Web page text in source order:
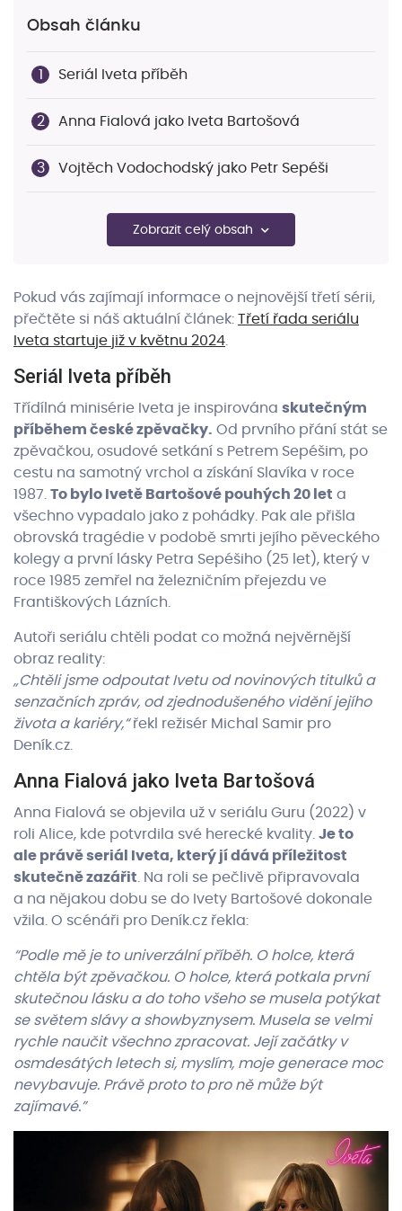
Obsah článku
Seriál Iveta příběh
Anna Fialová jako Iveta Bartošová
Vojtěch Vodochodský jako Petr Sepéši
Iveta premiéra - Tisíc obyčejných nocí,
Knoflíky lásky, Snad nám to vyjde
Seriál Iveta 2. série - Zdeněk Macura, Josef
Rychtář a další
Artur Štaidl byl z premiéry v Lucerně
nadšený
Voyo Originál jako český Netflix?
Iveta 2022 trailer
Zobrazit celý obsah
Pokud vás zajímají informace o nejnovější třetí sérii,
přečtěte si náš aktuální článek: Třetí řada seriálu
Iveta startuje již v květnu 2024
Seriál Iveta příběh
Třídílná minisérie Iveta je inspirována skutečným
příběhem české zpěvačky. Od prvního přání stát se
zpěvačkou, osudové setkání s Petrem Sepéšim, po
cestu na samotný vrchol a získání Slavíka v roce
1987. To bylo Ivetě Bartošové pouhých 20 let a
všechno vypadalo jako z pohádky. Pak ale přišla
obrovská tragédie v podobě smrti jejího pěveckého
kolegy a první lásky Petra Sepéšiho (25 let), který v
roce 1985 zemřel na železničním přejezdu ve
Františkových Lázních.
Autoři seriálu chtěli podat co možná nejvěrnější
obraz reality:
„Chtěli jsme odpoutat Ivetu od novinových titulků a
senzačních zpráv, od zjednodušeného vidění jejího
života a kariéry,“řekl režisér Michal Samir pro
Deník.cz.
Anna Fialová jako Iveta Bartošová
Anna Fialová se objevila už v seriálu Guru (2022) v
roli Alice, kde potvrdila své herecké kvality. Je to
ale právě seriál Iveta, který jí dává příležitost
skutečně zazářit . Na roli se pečlivě připravovala
a na nějakou dobu se do Ivety Bartošové dokonale
vžila. O scénáři pro Deník.cz řekla:
“Podle mě je to univerzální příběh. O holce, která
chtěla být zpěvačkou. O holce, která potkala první
skutečnou lásku a do toho všeho se musela potýkat
se světem slávy a showbyznysem. Musela se velmi
rychle naučit všechno zpracovat. Její začátky v
osmdesátých letech si, myslím, moje generace moc
nevybavuje. Právě proto to pro ně může být
zajímavé.”